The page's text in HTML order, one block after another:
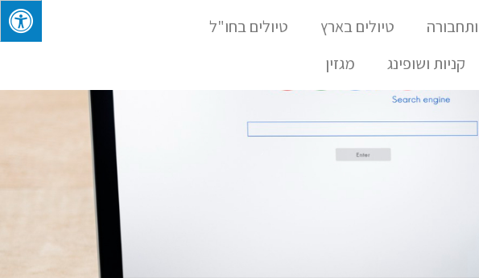
טיולים בארץ
טיולים בחו"ל
קניות ושופינג מגזין